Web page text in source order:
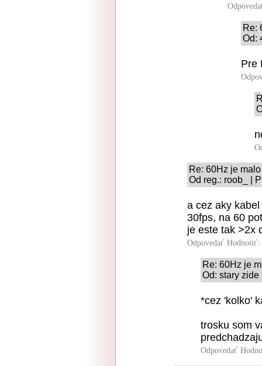
Re:
Od:
Pre
Re: 60Hz je malo
Od reg.: roob_ |
a cez aky
30fps, na 60
je este tak >2x
Odpovedať Hodnotiť:
Re: 60Hz je
Od: stary
*cez 'kolko'
trosku som
Odpovedať